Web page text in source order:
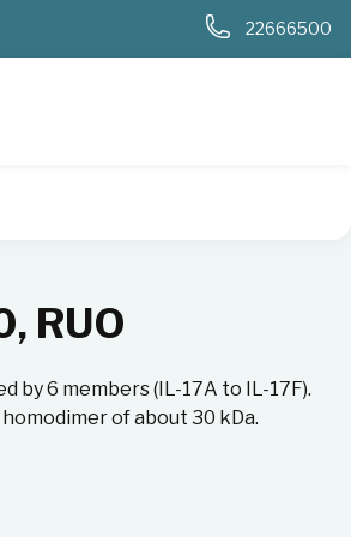
22666500
RUO
by 6 members (IL-17A to IL-17F).
of about 30 kDa.